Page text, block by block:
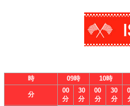
時 09時 10時
分
00
分
30
分
00
分
30
分